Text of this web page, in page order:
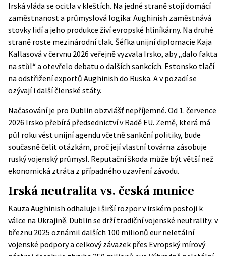
Irská vláda se ocitla v kleštích. Na jedné straně stojí domácí
zaměstnanost a průmyslová logika: Aughinish zaměstnává
stovky lidí a jeho produkce živí evropské hliníkárny. Na druhé
straně roste mezinárodní tlak. Šéfka unijní diplomacie Kaja
Kallasová v červnu 2026 veřejně vyzvala Irsko, aby „dalo fakta
na stůl“ a otevřelo debatu o dalších sankcích. Estonsko tlačí
na odstřižení exportů Aughinish do Ruska. A v pozadí se
ozývají i další členské státy.
Načasování je pro Dublin obzvlášť nepříjemné. Od 1. července
2026 Irsko přebírá předsednictví v Radě EU. Země, která má
půl roku vést unijní agendu včetně sankční politiky, bude
současně čelit otázkám, proč její vlastní továrna zásobuje
ruský vojenský průmysl. Reputační škoda může být větší než
ekonomická ztráta z případného uzavření závodu.
Irská neutralita vs. česká munice
Kauza Aughinish odhaluje i širší rozpor v irském postoji k
válce na Ukrajině. Dublin se drží tradiční vojenské neutrality: v
březnu 2025 oznámil dalších 100 milionů eur neletální
vojenské podpory a celkový závazek přes Evropský mírový